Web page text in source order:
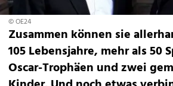
© OE24
Zusammen können sie
105 Lebensjahre, mehr als 50
Oscar-Trophäen und zwei